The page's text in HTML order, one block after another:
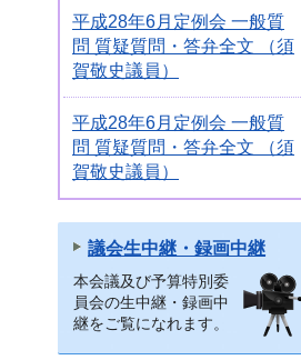
平成28年6月定例会 一般質
問 質疑質問・答弁全文 （須
賀敬史議員）
平成28年6月定例会 一般質
問 質疑質問・答弁全文 （須
賀敬史議員）
議会生中継・録画中継
本会議及び予算特別委
員会の生中継・録画中
継をご覧になれます。